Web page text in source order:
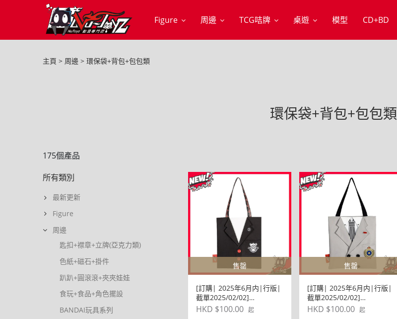
Figure 周邊 TCG咭牌 桌遊 模型 CD+BD
主頁 周邊 環保袋+背包+包包類
環保袋+背包+包包類
175個產品
所有類別
最新更新
Figure
周邊
匙扣+襟章+立牌(亞克力類)
色紙+磁石+掛件
趴趴+圓滾滾+夾夾娃娃
食玩+食品+角色擺設
BANDAI玩具系列
售罄
[訂購| 2025年6月内|行版|
截單2025/02/02]
《Persona5 P5 女神異聞錄
HKD $100.00 起
售罄
[訂購| 2025年6月内|行版|
截單2025/02/02]
《Persona5 P5 女神異聞錄
HKD $100.00 起